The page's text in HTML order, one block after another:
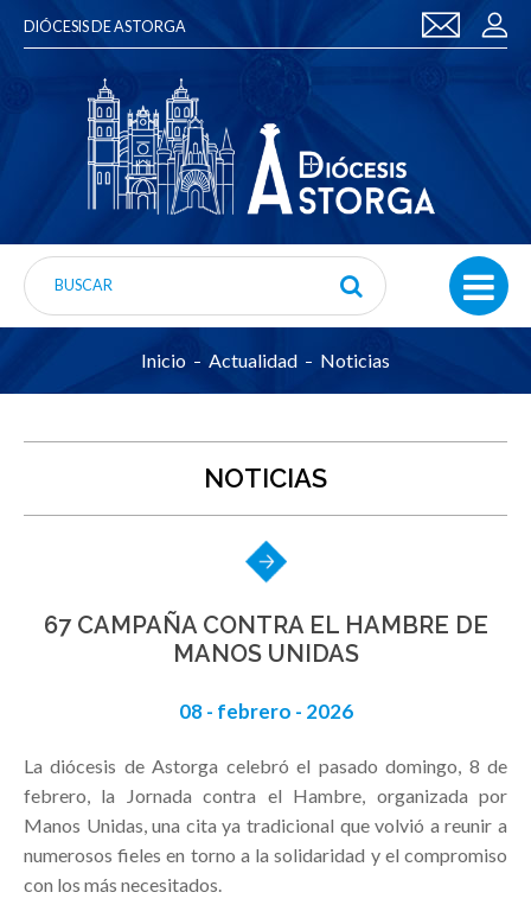
DIÓCESIS DE ASTORGA
Inicio Actualidad Noticias
NOTICIAS
67 CAMPAÑA CONTRA EL HAMBRE DE
MANOS UNIDAS
08 - febrero - 2026
La diócesis de Astorga celebró el pasado domingo, 8 de
febrero, la Jornada contra el Hambre, organizada por
Manos Unidas, una cita ya tradicional que volvió a reunir a
numerosos fieles en torno a la solidaridad y el compromiso
con los más necesitados.